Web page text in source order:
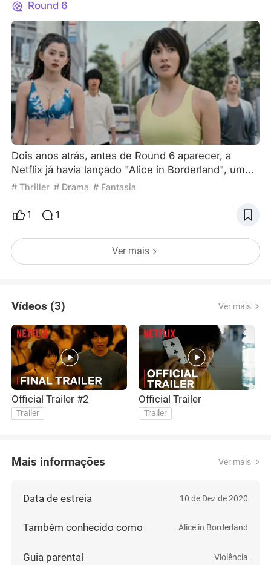
Round 6
Dois anos atrás, antes de Round 6 aparecer, a
Netflix já havia lançado "Alice in Borderland", um
drama japonês baseado na temática do jogo de
cruel, em termos de instigante e crueldade, esse
também é o lugar onde os fãs ficam indignados. A
primeira temporada de "Alice in Borderland" foi
lançada antes
# Thriller # Drama # Fantasia
1 1
Ver mais
Vídeos (3) Ver mais
Official Trailer #2
Trailer
Official Trailer
Trailer
Mais informações Ver mais
Data de estreia 10 de Dez de 2020
Também conhecido como Alice in Borderland
Guia parental Violência